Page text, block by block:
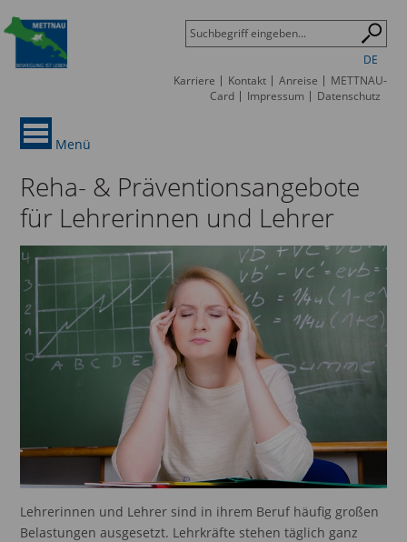
DE
Karriere
Kontakt Anreise
METTNAU-
Card
Impressum Datenschutz
Menü
Reha- & Präventionsangebote
für Lehrerinnen und Lehrer
Lehrerinnen und Lehrer sind in ihrem Beruf häufig großen
Belastungen ausgesetzt. Lehrkräfte stehen täglich ganz